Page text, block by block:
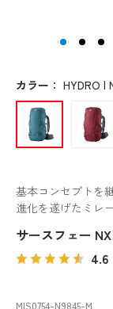
基本コンセプトを
進化を遂げたミレ
サースフェー
4.6
MIS0754-N9845-M
カラー ： HYDRO |